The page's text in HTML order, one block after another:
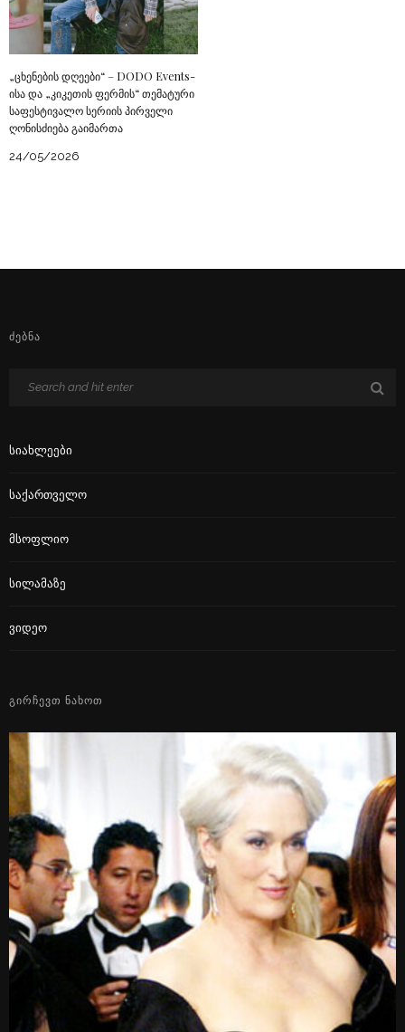
„ცხენების დღეები“ – DODO Events-
ისა და „კიკეთის ფერმის“ თემატური
საფესტივალო სერიის პირველი
ღონისძიება გაიმართა
24/05/2026
ᲫᲔᲑᲜᲐ
Სიახლეები
Საქართველო
Მსოფლიო
Სილამაზე
Ვიდეო
ᲒᲘᲠᲩᲔᲕᲗ ᲜᲐᲮᲝᲗ